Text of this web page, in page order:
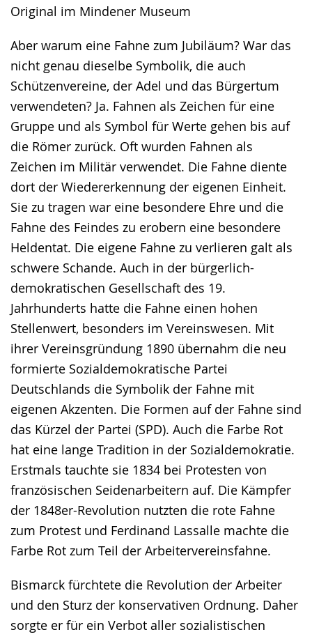
Original im Mindener Museum
Aber warum eine Fahne zum Jubiläum? War das
nicht genau dieselbe Symbolik, die auch
Schützenvereine, der Adel und das Bürgertum
verwendeten? Ja. Fahnen als Zeichen für eine
Gruppe und als Symbol für Werte gehen bis auf
die Römer zurück. Oft wurden Fahnen als
Zeichen im Militär verwendet. Die Fahne diente
dort der Wiedererkennung der eigenen Einheit.
Sie zu tragen war eine besondere Ehre und die
Fahne des Feindes zu erobern eine besondere
Heldentat. Die eigene Fahne zu verlieren galt als
schwere Schande. Auch in der bürgerlich-
demokratischen Gesellschaft des 19.
Jahrhunderts hatte die Fahne einen hohen
Stellenwert, besonders im Vereinswesen. Mit
ihrer Vereinsgründung 1890 übernahm die neu
formierte Sozialdemokratische Partei
Deutschlands die Symbolik der Fahne mit
eigenen Akzenten. Die Formen auf der Fahne sind
das Kürzel der Partei (SPD). Auch die Farbe Rot
hat eine lange Tradition in der Sozialdemokratie.
Erstmals tauchte sie 1834 bei Protesten von
französischen Seidenarbeitern auf. Die Kämpfer
der 1848er-Revolution nutzten die rote Fahne
zum Protest und Ferdinand Lassalle machte die
Farbe Rot zum Teil der Arbeitervereinsfahne.
Bismarck fürchtete die Revolution der Arbeiter
und den Sturz der konservativen Ordnung. Daher
sorgte er für ein Verbot aller sozialistischen